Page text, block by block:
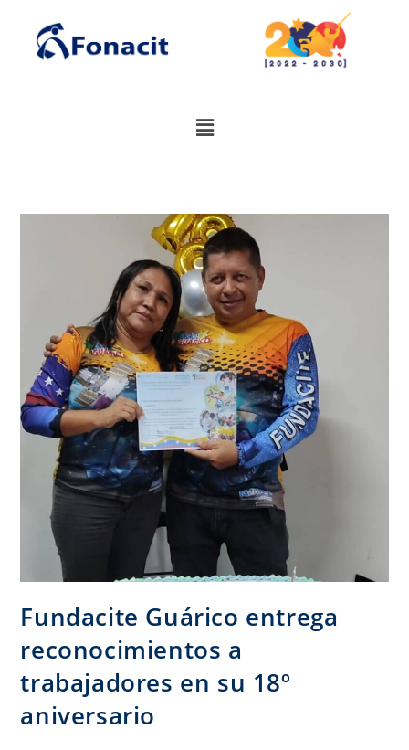
Fundacite Guárico entrega
reconocimientos a
trabajadores en su 18º
aniversario